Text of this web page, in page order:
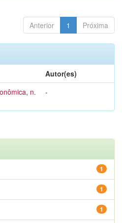
Anterior 1 Próxima
Autor(es)
n.
-
1
1
1